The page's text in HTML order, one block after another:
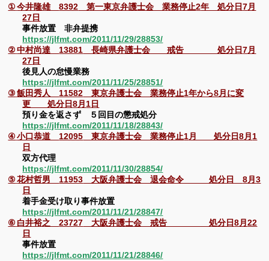
① 今井隆雄8392 第一東京弁護士会 業務停止2年 処分日7月
27日
事件放置 非弁提携
https://jlfmt.com/2011/11/29/28853/
② 中村尚達13881 長崎県弁護士会 戒告 処分日7月
27日
後見人の怠慢業務
https://jlfmt.com/2011/11/25/28851/
③ 飯田秀人11582 東京弁護士会 業務停止1年から8月に変
更 処分日8月1日
預り金を返さず ５回目の懲戒処分
https://jlfmt.com/2011/11/18/28843/
④ 小口恭道12095 東京弁護士会 業務停止1月 処分日8月1
日
双方代理
https://jlfmt.com/2011/11/30/28854/
⑤ 花村哲男11953 大阪弁護士会 退会命令 処分日8月3
日
着手金受け取り事件放置
https://jlfmt.com/2011/11/21/28847/
⑥ 白井裕之23727 大阪弁護士会 戒告 処分日8月22
日
事件放置
https://jlfmt.com/2011/11/21/28846/